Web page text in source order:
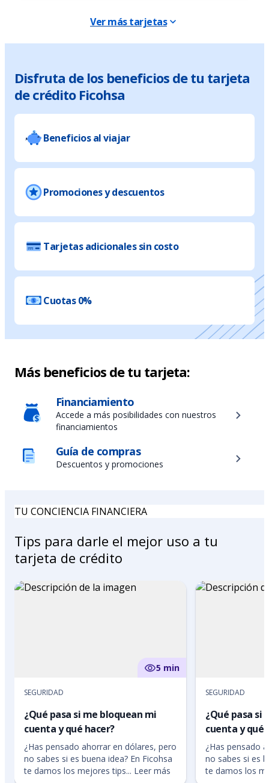
Ver más tarjetas
Disfruta de los beneficios de tu tarjeta
de crédito Ficohsa
Beneficios al viajar
Promociones y descuentos
Tarjetas adicionales sin costo
Cuotas 0%
Más beneficios de tu tarjeta:
Financiamiento
Accede a más posibilidades con nuestros
financiamientos
Guía de compras
Descuentos y promociones
TU CONCIENCIA FINANCIERA
Tips para darle el mejor uso a tu
tarjeta de crédito
5 min
SEGURIDAD
¿Qué pasa si me bloquean mi
cuenta y qué hacer?
¿Has pensado ahorrar en dólares, pero
no sabes si es buena idea? En Ficohsa
te damos los mejores tips... Leer más
SEGURIDAD
¿Qué pasa si
cuenta y qué
¿Has pensado
no sabes si es
te damos los